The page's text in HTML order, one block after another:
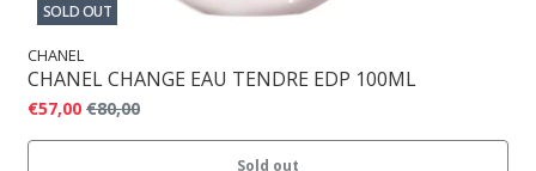
SOLD OUT
CHANEL
CHANEL CHANGE EAU TENDRE EDP 100ML
€57,00 €80,00
Sold out